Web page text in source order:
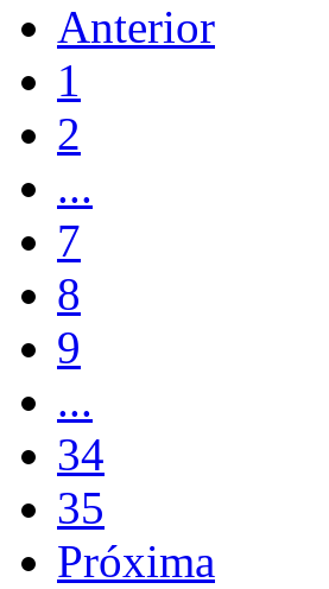
Anterior
1
2
...
7
8
9
...
34
35
Próxima